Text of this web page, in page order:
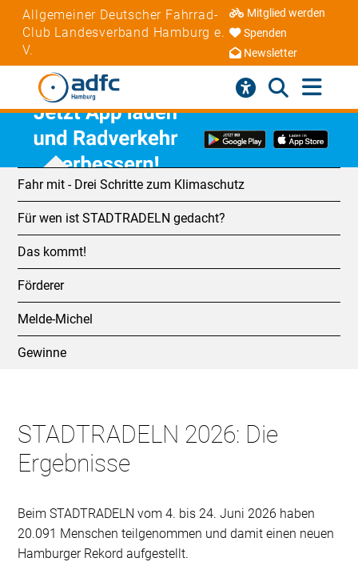
Allgemeiner Deutscher Fahrrad-
Club Landesverband Hamburg e.
V.
Mitglied werden
Spenden
Newsletter
Fahr mit - Drei Schritte zum Klimaschutz
Für wen ist STADTRADELN gedacht?
Das kommt!
Förderer
Melde-Michel
Gewinne
STADTRADELN 2026: Die
Ergebnisse
Beim STADTRADELN vom 4. bis 24. Juni 2026 haben
20.091 Menschen teilgenommen und damit einen neuen
Hamburger Rekord aufgestellt.